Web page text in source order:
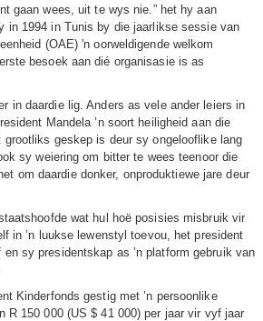
gaan wees, uit te wys nie.” het hy aan
in 1994 in Tunis by die jaarlikse sessie van
(OAE) 'n oorweldigende welkom
besoek aan dié organisasie is as
in daardie lig. Anders as vele ander leiers in
Mandela ’n soort heiligheid aan die
grootliks geskep is deur sy ongelooflike lang
sy weiering om bitter te wees teenoor die
om daardie donker, onproduktiewe jare deur
wat hul hoë posisies misbruik vir
in ’n luukse lewenstyl toevou, het president
en sy presidentskap as ’n platform gebruik van
Kinderfonds gestig met ’n persoonlike
R 150 000 (US $ 41 000) per jaar vir vyf jaar